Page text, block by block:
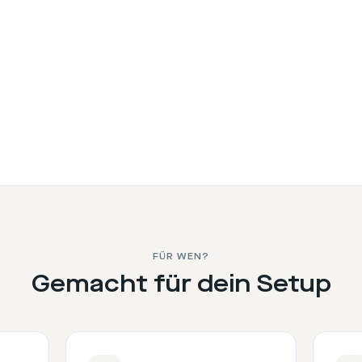
FÜR WEN?
Gemacht für dein Setup